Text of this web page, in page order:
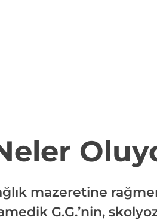
mazeretine
G.G.’nin,